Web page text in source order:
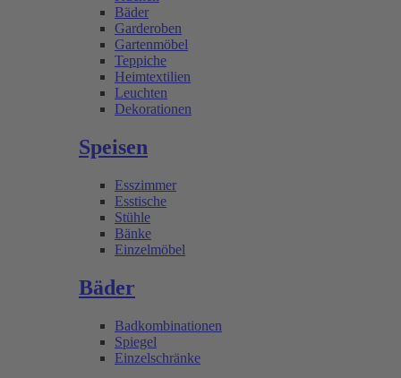
Bäder
Garderoben
Gartenmöbel
Teppiche
Heimtextilien
Leuchten
Dekorationen
Speisen
Esszimmer
Esstische
Stühle
Bänke
Einzelmöbel
Bäder
Badkombinationen
Spiegel
Einzelschränke